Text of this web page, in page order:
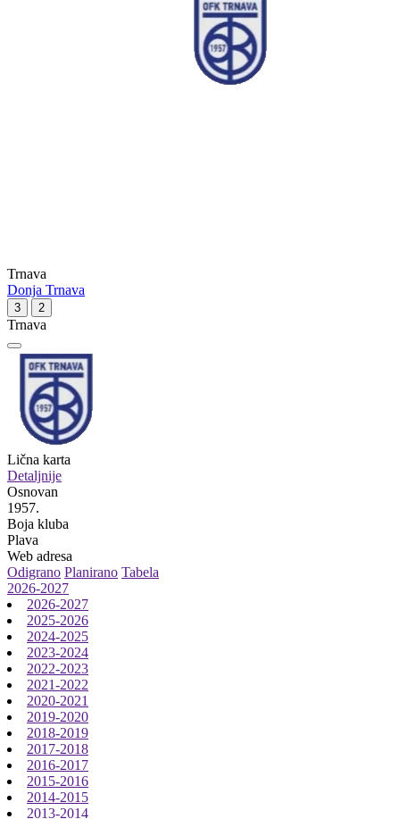
Trnava
Donja Trnava
3 2
Trnava
Lična karta
Detaljnije
Osnovan
1957.
Boja kluba
Plava
Web adresa
Odigrano Planirano Tabela
2026-2027
2026-2027
2025-2026
2024-2025
2023-2024
2022-2023
2021-2022
2020-2021
2019-2020
2018-2019
2017-2018
2016-2017
2015-2016
2014-2015
2013-2014